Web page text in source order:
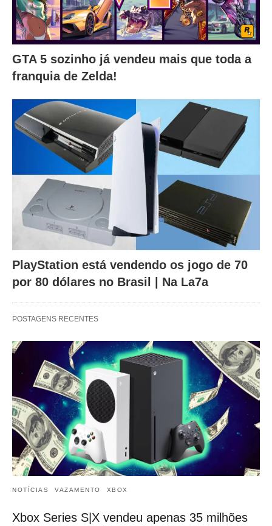
GTA 5 sozinho já vendeu mais que toda a
franquia de Zelda!
PlayStation está vendendo os jogo de 70
por 80 dólares no Brasil | Na La7a
POSTAGENS RECENTES
NOTÍCIAS VAZAMENTO XBOX
Xbox Series S|X vendeu apenas 35 milhões